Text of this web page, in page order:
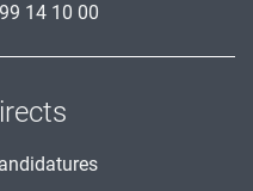
14 10 00